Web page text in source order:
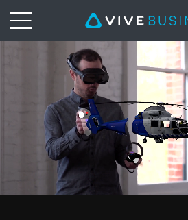
Elite
Flexibles